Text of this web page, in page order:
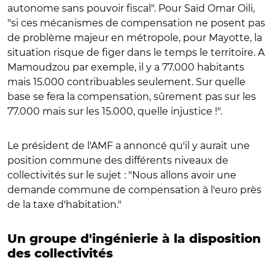
autonome sans pouvoir fiscal". Pour Saïd Omar Oili,
"si ces mécanismes de compensation ne posent pas
de problème majeur en métropole, pour Mayotte, la
situation risque de figer dans le temps le territoire. A
Mamoudzou par exemple, il y a 77.000 habitants
mais 15.000 contribuables seulement. Sur quelle
base se fera la compensation, sûrement pas sur les
77.000 mais sur les 15.000, quelle injustice !".
Le président de l'AMF a annoncé qu'il y aurait une
position commune des différents niveaux de
collectivités sur le sujet : "Nous allons avoir une
demande commune de compensation à l'euro près
de la taxe d'habitation."
Un groupe d'ingénierie à la disposition
des collectivités